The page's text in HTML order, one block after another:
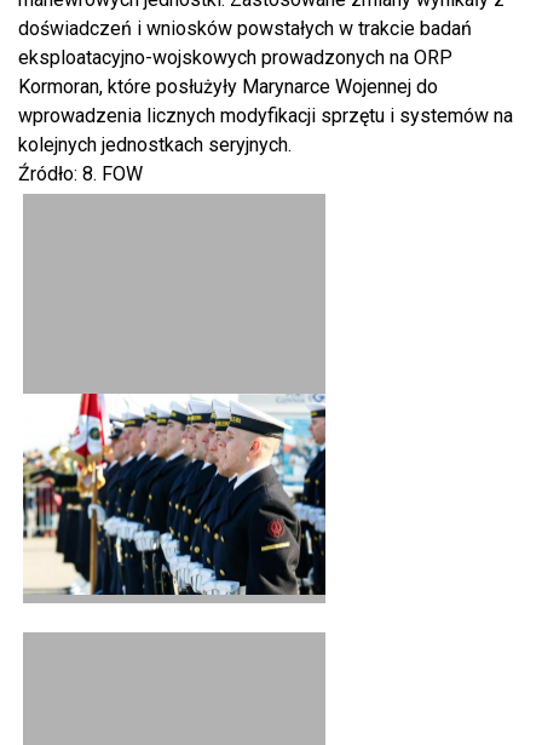
doświadczeń i wniosków powstałych w trakcie badań
eksploatacyjno-wojskowych prowadzonych na ORP
Kormoran, które posłużyły Marynarce Wojennej do
wprowadzenia licznych modyfikacji sprzętu i systemów na
kolejnych jednostkach seryjnych.
Źródło: 8. FOW